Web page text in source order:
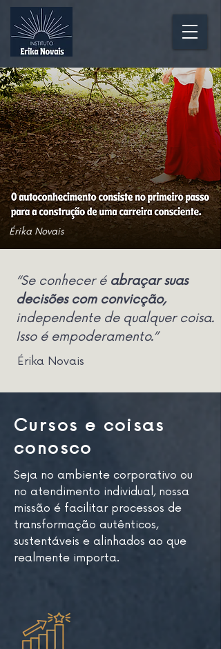
Érika Novais
“Se conhecer é abraçar suas
decisões com convicção,
independente de qualquer coisa.
Isso é empoderamento.”
Érika Novais
Cursos e coisas
conosco
Seja no ambiente corporativo ou
no atendimento individual, nossa
missão é facilitar processos de
transformação autênticos,
sustentáveis e alinhados ao que
realmente importa.